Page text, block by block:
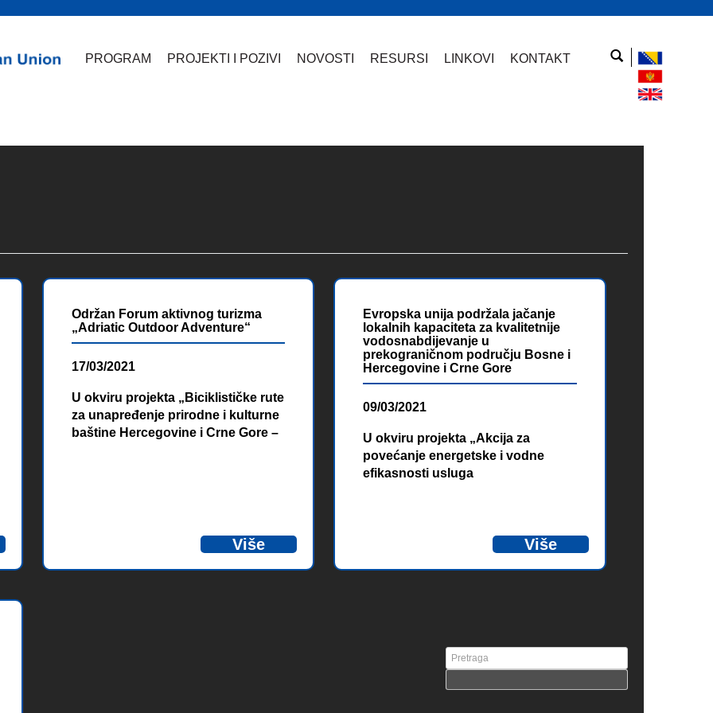
PROGRAM PROJEKTI I POZIVI NOVOSTI RESURSI LINKOVI KONTAKT
Održan Forum aktivnog turizma
„Adriatic Outdoor Adventure“
17/03/2021
U okviru projekta „Biciklističke rute
za unapređenje prirodne i kulturne
baštine Hercegovine i Crne Gore –
Više
Evropska unija podržala jačanje
lokalnih kapaciteta za kvalitetnije
vodosnabdijevanje u
prekograničnom području Bosne i
Hercegovine i Crne Gore
09/03/2021
U okviru projekta „Akcija za
povećanje energetske i vodne
efikasnosti usluga
saradnje Bosna i Hercegovina –
prekograničnom području Bosne i
Hercegovine i Crne Gore“.
Više